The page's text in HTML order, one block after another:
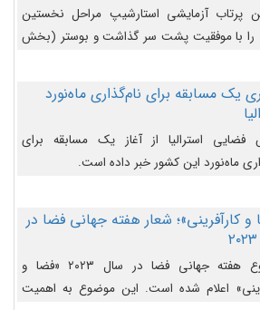
پرتاب آزمایشی استارشیپ مراحل نخستین
را با موفقیت پشت سر گذاشت و بوستر (بخش
مسیر از پیش تعیین‌شده کند و سپس با یک
جدید با موفقیت از آن جدا شود.
یک مسابقه برای نام‌گذاری ماه‌نورد
فضایی استرالیا از آغاز یک مسابقه برای
ماه‌نورد این کشور خبر داده است.
و کارآفرینی»؛ شعار هفته جهانی فضا در
موضوع هفته جهانی فضا در سال ۲۰۲۳ «فضا و
اعلام شده است. این موضوع به اهمیت